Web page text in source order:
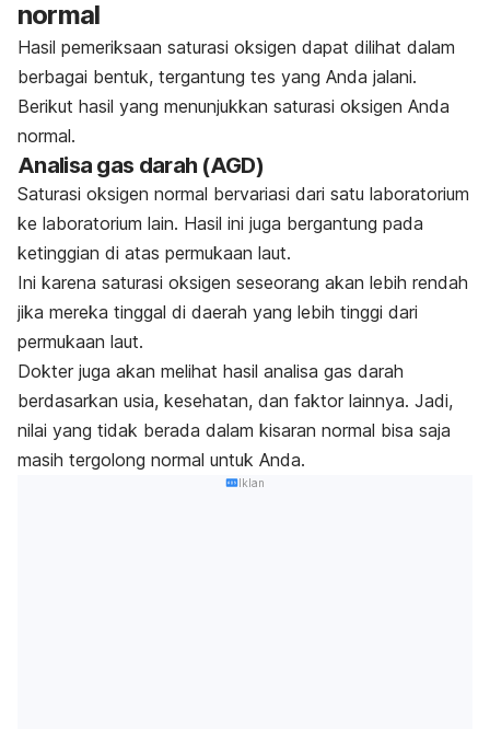
normal
Hasil pemeriksaan saturasi oksigen dapat dilihat dalam
berbagai bentuk, tergantung tes yang Anda jalani.
Berikut hasil yang menunjukkan saturasi oksigen Anda
normal.
Analisa gas darah (AGD)
Saturasi oksigen normal bervariasi dari satu laboratorium
ke laboratorium lain. Hasil ini juga bergantung pada
ketinggian di atas permukaan laut.
Ini karena saturasi oksigen seseorang akan lebih rendah
jika mereka tinggal di daerah yang lebih tinggi dari
permukaan laut.
Dokter juga akan melihat hasil analisa gas darah
berdasarkan usia, kesehatan, dan faktor lainnya. Jadi,
nilai yang tidak berada dalam kisaran normal bisa saja
masih tergolong normal untuk Anda.
Iklan